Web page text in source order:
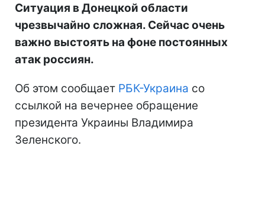
Ситуация в Донецкой области
чрезвычайно сложная. Сейчас очень
важно выстоять на фоне постоянных
атак россиян.
Об этом сообщает РБК-Украина со
ссылкой на вечернее обращение
президента Украины Владимира
Зеленского.